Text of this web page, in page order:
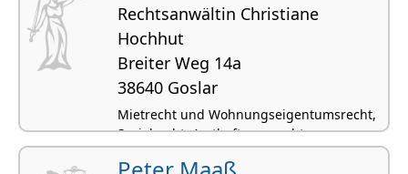
Rechtsanwältin Christiane
Hochhut
Breiter Weg 14a
38640 Goslar
Mietrecht und Wohnungseigentumsrecht,
Sozialrecht, Arzthaftungsrecht